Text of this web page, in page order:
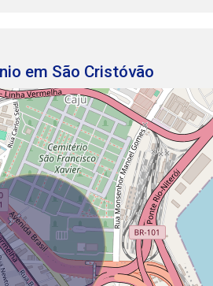
em São Cristóvão